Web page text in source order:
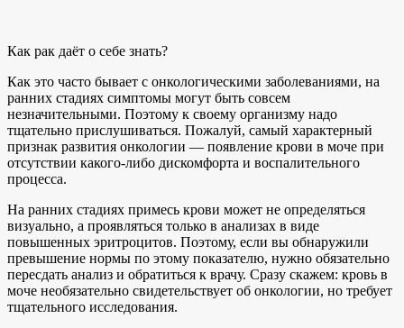
Как рак даёт о себе знать?
Как это часто бывает с онкологическими заболеваниями, на
ранних стадиях симптомы могут быть совсем
незначительными. Поэтому к своему организму надо
тщательно прислушиваться. Пожалуй, самый характерный
признак развития онкологии — появление крови в моче при
отсутствии какого-либо дискомфорта и воспалительного
процесса.
На ранних стадиях примесь крови может не определяться
визуально, а проявляться только в анализах в виде
повышенных эритроцитов. Поэтому, если вы обнаружили
превышение нормы по этому показателю, нужно обязательно
пересдать анализ и обратиться к врачу. Сразу скажем: кровь в
моче необязательно свидетельствует об онкологии, но требует
тщательного исследования.